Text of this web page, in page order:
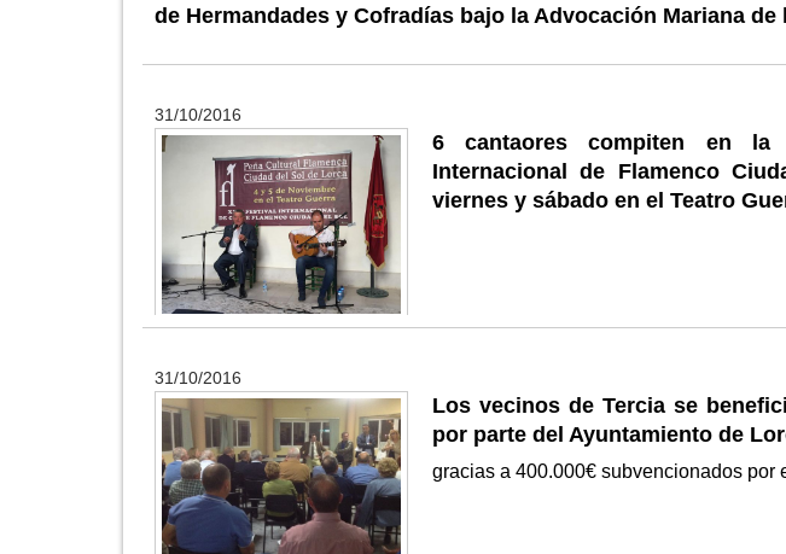
de Hermandades y Cofradías bajo la Advocación Mariana de
31/10/2016
6 cantaores compiten en
Internacional de Flamenco
viernes y sábado en el Teatro
31/10/2016
Los vecinos de Tercia se
por parte del Ayuntamiento de
gracias a 400.000€ subvencionados por